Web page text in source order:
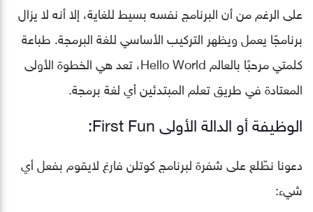
على الرغم من أن البرنامج نفسه بسيط للغاية، إلا أنه لا يزال
برنامجًا يعمل ويظهر التركيب الأساسي للغة البرمجة. طباعة
كلمتي مرحبًا بالعالم Hello World، تعد هي الخطوة الأولى
المعتادة في طريق تعلم المبتدئين أي لغة برمجة.
الوظيفة أو الدالة الأولى First Fun:
دعونا نطّلع على شفرة لبرنامج كوتلن فارغ لايقوم بفعل أي
شيء: